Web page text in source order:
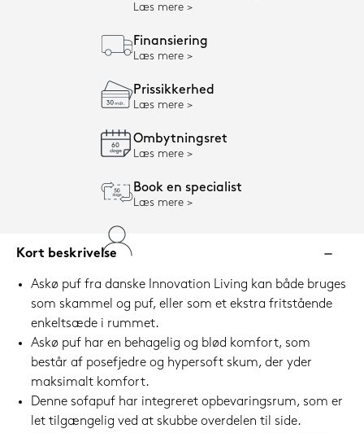
Læs mere
Finansiering
Læs mere
Prissikkerhed
Læs mere
Ombytningsret
Læs mere
Book en specialist
Læs mere
Kort beskrivelse
Askø puf fra danske Innovation Living kan både bruges
som skammel og puf, eller som et ekstra fritstående
enkeltsæde i rummet.
Askø puf har en behagelig og blød komfort, som
består af posefjedre og hypersoft skum, der yder
maksimalt komfort.
Denne sofapuf har integreret opbevaringsrum, som er
let tilgængelig ved at skubbe overdelen til side.